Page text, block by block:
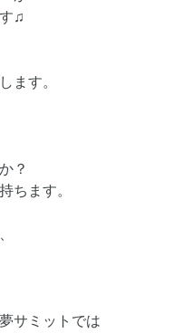
♫
ます。
？
ちます。
サミットでは